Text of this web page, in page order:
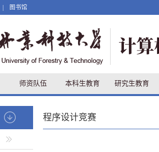
图书馆
师资队伍 本科生教育 研究生教育
程序设计竞赛